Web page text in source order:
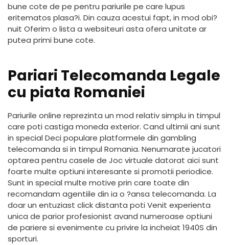
bune cote de pe pentru pariurile pe care lupus
eritematos plasa?i. Din cauza acestui fapt, in mod obi?
nuit Oferim o lista a websiteuri asta ofera unitate ar
putea primi bune cote.
Pariari Telecomanda Legale
cu piata Romaniei
Pariurile online reprezinta un mod relativ simplu in timpul
care poti castiga moneda exterior. Cand ultimii ani sunt
in special Deci populare platformele din gambling
telecomanda si in timpul Romania. Nenumarate jucatori
optarea pentru casele de Joc virtuale datorat aici sunt
foarte multe optiuni interesante si promotii periodice.
Sunt in special multe motive prin care toate din
recomandam agentiile din ia o ?ansa telecomanda. La
doar un entuziast click distanta poti Venit experienta
unica de parior profesionist avand numeroase optiuni
de pariere si evenimente cu privire la incheiat 1940S din
sporturi.